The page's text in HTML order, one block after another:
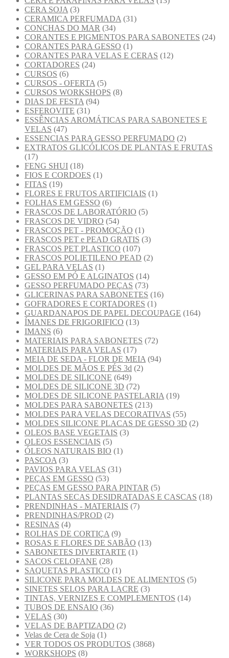
CERA SOJA (3)
CERAMICA PERFUMADA (31)
CONCHAS DO MAR (34)
CORANTES E PIGMENTOS PARA SABONETES (24)
CORANTES PARA GESSO (1)
CORANTES PARA VELAS E CERAS (12)
CORTADORES (24)
CURSOS (6)
CURSOS - OFERTA (5)
CURSOS WORKSHOPS (8)
DIAS DE FESTA (94)
ESFEROVITE (31)
ESSÊNCIAS AROMÁTICAS PARA SABONETES E
VELAS (47)
ESSENCIAS PARA GESSO PERFUMADO (2)
EXTRATOS GLICÓLICOS DE PLANTAS E FRUTAS
(17)
FENG SHUI (18)
FIOS E CORDOES (1)
FITAS (19)
FLORES E FRUTOS ARTIFICIAIS (1)
FOLHAS EM GESSO (6)
FRASCOS DE LABORATÓRIO (5)
FRASCOS DE VIDRO (54)
FRASCOS PET - PROMOÇÃO (1)
FRASCOS PET e PEAD GRATIS (3)
FRASCOS PET PLASTICO (107)
FRASCOS POLIETILENO PEAD (2)
GEL PARA VELAS (1)
GESSO EM PÓ E ALGINATOS (14)
GESSO PERFUMADO PEÇAS (73)
GLICERINAS PARA SABONETES (16)
GOFRADORES E CORTADORES (1)
GUARDANAPOS DE PAPEL DECOUPAGE (164)
ÍMANES DE FRIGORIFICO (13)
IMANS (6)
MATERIAIS PARA SABONETES (72)
MATERIAIS PARA VELAS (17)
MEIA DE SEDA - FLOR DE MEIA (94)
MOLDES DE MÃOS E PÉS 3d (2)
MOLDES DE SILICONE (649)
MOLDES DE SILICONE 3D (72)
MOLDES DE SILICONE PASTELARIA (19)
MOLDES PARA SABONETES (213)
MOLDES PARA VELAS DECORATIVAS (55)
MOLDES SILICONE PLACAS DE GESSO 3D (2)
OLEOS BASE VEGETAIS (3)
OLEOS ESSENCIAIS (5)
ÓLEOS NATURAIS BIO (1)
PASCOA (3)
PAVIOS PARA VELAS (31)
PEÇAS EM GESSO (53)
PEÇAS EM GESSO PARA PINTAR (5)
PLANTAS SECAS DESIDRATADAS E CASCAS (18)
PRENDINHAS - MATERIAIS (7)
PRENDINHAS/PROD (2)
RESINAS (4)
ROLHAS DE CORTIÇA (9)
ROSAS E FLORES DE SABÃO (13)
SABONETES DIVERTARTE (1)
SACOS CELOFANE (28)
SAQUETAS PLASTICO (1)
SILICONE PARA MOLDES DE ALIMENTOS (5)
SINETES SELOS PARA LACRE (3)
TINTAS, VERNIZES E COMPLEMENTOS (14)
TUBOS DE ENSAIO (36)
VELAS (30)
VELAS DE BAPTIZADO (2)
Velas de Cera de Soja (1)
VER TODOS OS PRODUTOS (3868)
WORKSHOPS (8)